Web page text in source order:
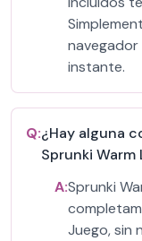
navegador
instante.
Q:¿Hay alguna
Sprunki Warm
A:Sprunki
Juego, sin